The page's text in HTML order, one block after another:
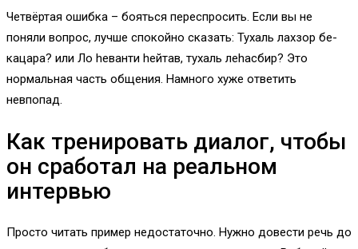
Четвёртая ошибка – бояться переспросить. Если вы не
поняли вопрос, лучше спокойно сказать: Тухаль лахзор бе-
кацара? или Ло hеванти hейтав, тухаль леhасбир? Это
нормальная часть общения. Намного хуже ответить
невпопад.
Как тренировать диалог, чтобы
он сработал на реальном
интервью
Просто читать пример недостаточно. Нужно довести речь до